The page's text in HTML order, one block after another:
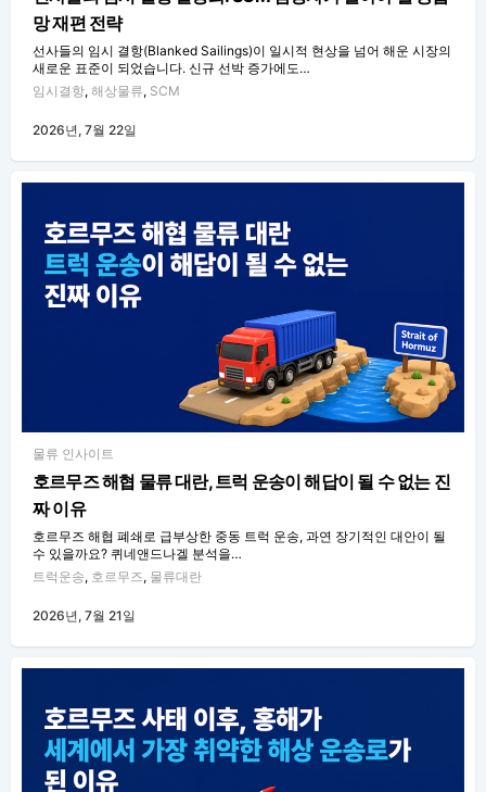
망 재편 전략
선사들의 임시 결항(Blanked Sailings)이 일시적 현상을 넘어 해운 시장의
새로운 표준이 되었습니다. 신규 선박 증가에도…
임시결항, 해상물류, SCM
2026년, 7월 22일
물류 인사이트
호르무즈 해협 물류 대란, 트럭 운송이 해답이 될 수 없는 진
짜 이유
호르무즈 해협 폐쇄로 급부상한 중동 트럭 운송, 과연 장기적인 대안이 될
수 있을까요? 퀴네앤드나겔 분석을…
트럭운송, 호르무즈, 물류대란
2026년, 7월 21일